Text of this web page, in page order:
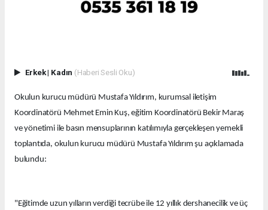
Erkek| Kadın (Haberi Sesli Oku)
Okulun kurucu müdürü Mustafa Yıldırım, kurumsal iletişim
Koordinatörü Mehmet Emin Kuş, eğitim Koordinatörü Bekir Maraş
ve yönetimi ile basın mensuplarının katılımıyla gerçekleşen yemekli
toplantıda, okulun kurucu müdürü Mustafa Yıldırım şu açıklamada
bulundu:
"Eğitimde uzun yılların verdiği tecrübe ile 12 yıllık dershanecilik ve üç